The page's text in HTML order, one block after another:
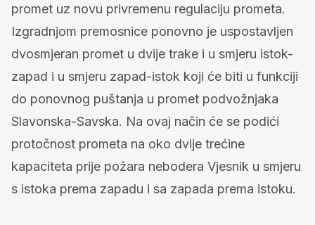
promet uz novu privremenu regulaciju prometa.
Izgradnjom premosnice ponovno je uspostavljen
dvosmjeran promet u dvije trake i u smjeru istok-
zapad i u smjeru zapad-istok koji će biti u funkciji
do ponovnog puštanja u promet podvožnjaka
Slavonska-Savska. Na ovaj način će se podići
protočnost prometa na oko dvije trećine
kapaciteta prije požara nebodera Vjesnik u smjeru
s istoka prema zapadu i sa zapada prema istoku.